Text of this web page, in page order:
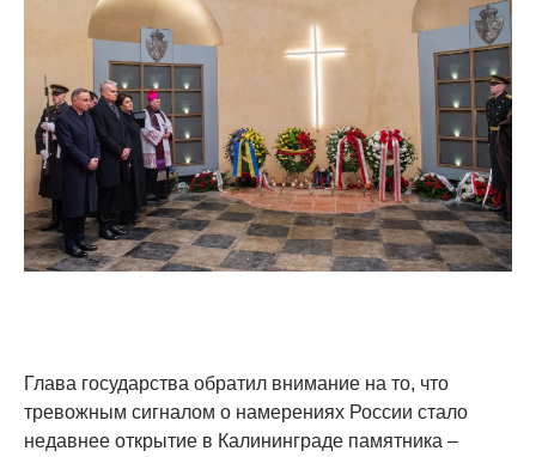
Глава государства обратил внимание на то, что
тревожным сигналом о намерениях России стало
недавнее открытие в Калининграде памятника –